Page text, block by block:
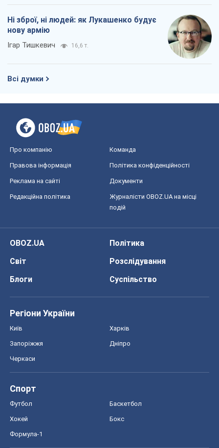
Ні зброї, ні людей: як Лукашенко будує
нову армію
Ігар Тишкевич 16,6 т.
Всі думки
Про компанію Команда
Правова інформація Політика конфіденційності
Реклама на сайті Документи
Редакційна політика
Журналісти OBOZ.UA на місці
подій
OBOZ.UA
Політика
Світ
Розслідування
Блоги
Суспільство
Регіони України
Київ Харків
Запоріжжя Дніпро
Черкаси
Спорт
Футбол Баскетбол
Хокей Бокс
Формула-1